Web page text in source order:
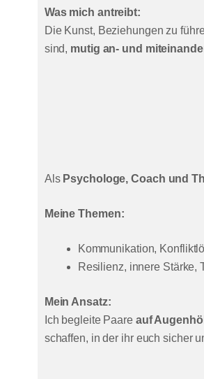
Was mich antreibt:
Die Kunst, Beziehungen zu
sind, mutig an- und
Als Psychologe, Coach und
Meine Themen:
Kommunikation,
Resilienz, innere Stärke,
Mein Ansatz:
Ich begleite Paare auf
schaffen, in der ihr euch sicher